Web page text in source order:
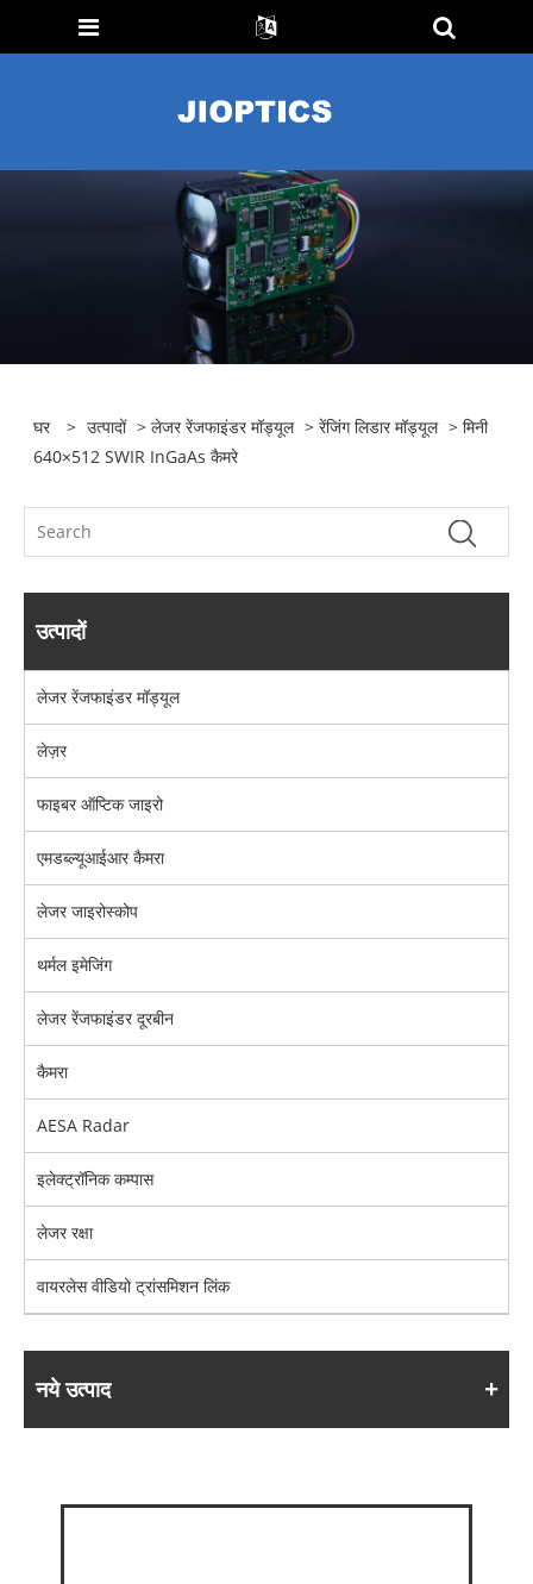
घर > उत्पादों >लेजर रेंजफाइंडर मॉड्यूल >रेंजिंग लिडार मॉड्यूल > मिनी
640×512 SWIR InGaAs कैमरे
उत्पादों
लेजर रेंजफाइंडर मॉड्यूल
लेज़र
फाइबर ऑप्टिक जाइरो
एमडब्ल्यूआईआर कैमरा
लेजर जाइरोस्कोप
थर्मल इमेजिंग
लेजर रेंजफाइंडर दूरबीन
कैमरा
AESA Radar
इलेक्ट्रॉनिक कम्पास
लेजर रक्षा
वायरलेस वीडियो ट्रांसमिशन लिंक
नये उत्पाद